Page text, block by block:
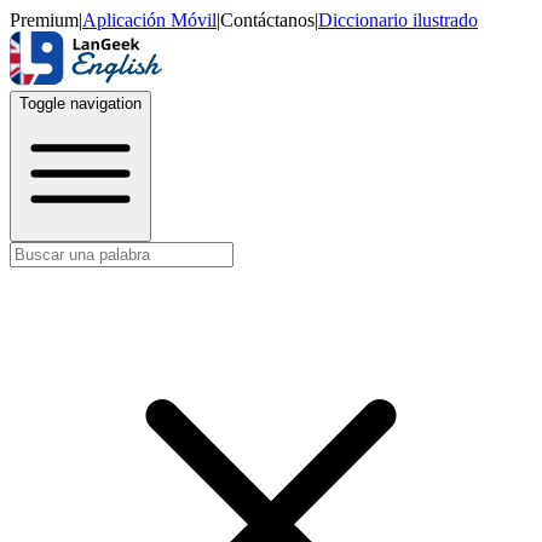
Premium|Aplicación Móvil|Contáctanos|Diccionario ilustrado
Toggle navigation